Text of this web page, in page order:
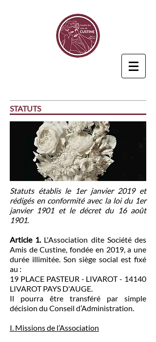
STATUTS
Statuts établis le 1er janvier 2019 et
rédigés en conformité avec la loi du 1er
janvier 1901 et le décret du 16 août
1901.
Article 1.L'Association dite Société des
Amis de Custine, fondée en 2019, a une
durée illimitée. Son siège social est fixé
au :
19 PLACE PASTEUR - LIVAROT - 14140
LIVAROT PAYS D'AUGE.
Il pourra être transféré par simple
décision du Conseil d’Administration.
I. Missions de l’Association